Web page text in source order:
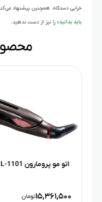
خرابی دستگاه. همچنین پیشنهاد
باید بدانید» را نیز از دست ندهید.
اتو مو پرومارون RL-1101
۱۵,۳۶۱,۵۰۰تومان